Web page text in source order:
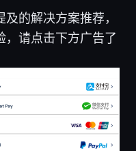
的解决方案推荐，
，请点击下方广告了